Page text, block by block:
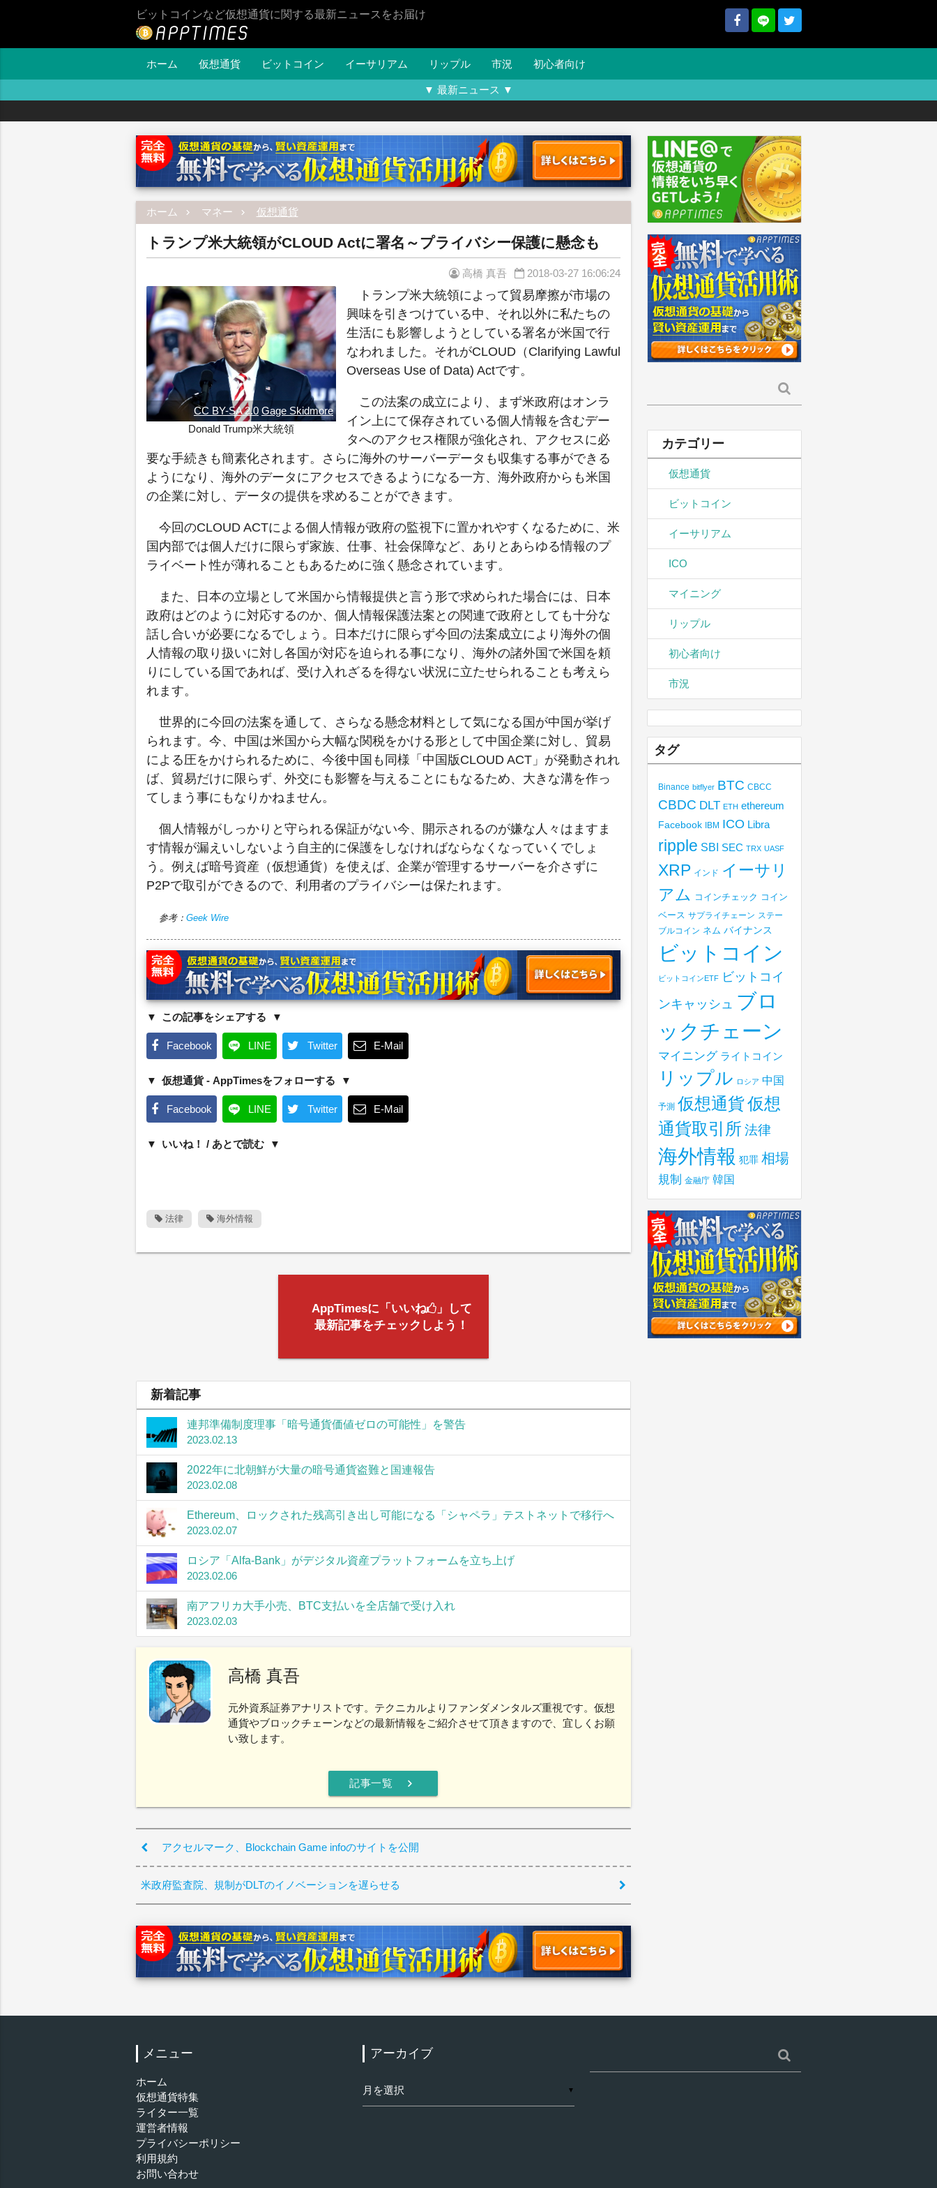
ビットコインなど仮想通貨に関する最新ニュースをお届け
ホーム 仮想通貨 ビットコイン イーサリアム リップル 市況 初心者向け
▼ 最新ニュース ▼
ホーム マネー 仮想通貨
トランプ米大統領がCLOUD Actに署名～プライバシー保護に懸念も
高橋 真吾 2018-03-27 16:06:24
CC BY-SA 2.0 Gage Skidmore
Donald Trump米大統領
トランプ米大統領によって貿易摩擦が市場の
興味を引きつけている中、それ以外に私たちの
生活にも影響しようとしている署名が米国で行
なわれました。それがCLOUD（Clarifying Lawful
Overseas Use of Data) Actです。
この法案の成立により、まず米政府はオンラ
イン上にて保存されている個人情報を含むデー
タへのアクセス権限が強化され、アクセスに必
要な手続きも簡素化されます。さらに海外のサーバーデータも収集する事ができる
ようになり、海外のデータにアクセスできるようになる一方、海外政府からも米国
の企業に対し、データの提供を求めることができます。
今回のCLOUD ACTによる個人情報が政府の監視下に置かれやすくなるために、米
国内部では個人だけに限らず家族、仕事、社会保障など、ありとあらゆる情報のプ
ライベート性が薄れることもあるために強く懸念されています。
また、日本の立場として米国から情報提供と言う形で求められた場合には、日本
政府はどのように対応するのか、個人情報保護法案との関連で政府としても十分な
話し合いが必要になるでしょう。日本だけに限らず今回の法案成立により海外の個
人情報の取り扱いに対し各国が対応を迫られる事になり、海外の諸外国で米国を頼
りにしている国であれば、受け入れざるを得ない状況に立たせられることも考えら
れます。
世界的に今回の法案を通して、さらなる懸念材料として気になる国が中国が挙げ
られます。今、中国は米国から大幅な関税をかける形として中国企業に対し、貿易
による圧をかけられるために、今後中国も同様「中国版CLOUD ACT」が発動されれ
ば、貿易だけに限らず、外交にも影響を与えることにもなるため、大きな溝を作っ
てしまう事にもなりかねません。
個人情報がしっかりと守られる保証がない今、開示されるのが嫌な人々はますま
す情報が漏えいしないよう自主的に保護をしなければならなくなっていくでしょ
う。例えば暗号資産（仮想通貨）を使えば、企業が管理するサーバーを介さずに
P2Pで取引ができるので、利用者のプライバシーは保たれます。
参考： Geek Wire
この記事をシェアする
Facebook LINE Twitter E-Mail
仮想通貨 - AppTimesをフォローする
Facebook LINE Twitter E-Mail
いいね！ / あとで読む
法律 海外情報
AppTimesに「いいね
」して
最新記事をチェックしよう！
新着記事
連邦準備制度理事「暗号通貨価値ゼロの可能性」を警告
2023.02.13
2022年に北朝鮮が大量の暗号通貨盗難と国連報告
2023.02.08
Ethereum、ロックされた残高引き出し可能になる「シャペラ」テストネットで移行へ
2023.02.07
ロシア「Alfa-Bank」がデジタル資産プラットフォームを立ち上げ
2023.02.06
南アフリカ大手小売、BTC支払いを全店舗で受け入れ
2023.02.03
高橋 真吾
元外資系証券アナリストです。テクニカルよりファンダメンタルズ重視です。仮想
通貨やブロックチェーンなどの最新情報をご紹介させて頂きますので、宜しくお願
い致します。
記事一覧 chevron_right
アクセルマーク、Blockchain Game infoのサイトを公開
米政府監査院、規制がDLTのイノベーションを遅らせる
索:
カテゴリー
仮想通貨
ビットコイン
イーサリアム
ICO
マイニング
リップル
初心者向け
市況
タグ
Binance bitflyer BTC CBCC
CBDC DLT ETH ethereum
Facebook IBM ICO Libra
ripple SBI SEC TRX UASF
XRP インド イーサリ
アム コインチェック コイン
ベース サプライチェーン ステー
ブルコイン ネム バイナンス
ビットコイン
ビットコインETF
ビットコイ
ンキャッシュ ブロ
ックチェーン
マイニング ライトコイン
リップル ロシア 中国
予測 仮想通貨仮想
通貨取引所 法律
海外情報 犯罪 相場
規制 金融庁 韓国
メニュー
ホーム
仮想通貨特集
ライター一覧
運営者情報
プライバシーポリシー
利用規約
お問い合わせ
アーカイブ
ー
カ
▼
索: